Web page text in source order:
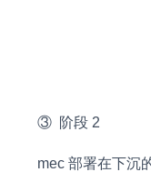
③ 阶段 2
mec 部署在下沉